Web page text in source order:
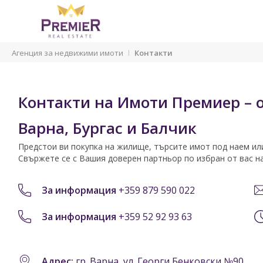
Агенция за недвижими имоти Контакти
Контакти на Имоти Премиер –
Варна, Бургас и Балчик
Предстои ви покупка на жилище, търсите имот под наем
Свържете се с Вашия доверен партньор по избран от вас
За информация +359 879 590 022
За информация +359 52 92 93 63